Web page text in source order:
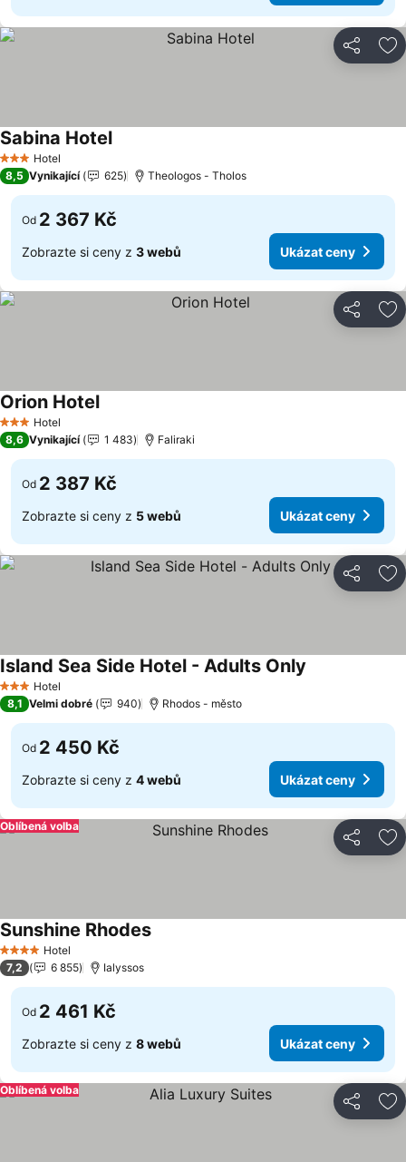
Sdílet
3 Počet hvězdiček
Hotel
Sabina HotelUkázat ceny
8,5 Vynikající 625 Theologos - Tholos
Od 2 367 Kč
Zobrazte si ceny z 3 webů Ukázat ceny
Sdílet
3 Počet hvězdiček
Hotel
Orion HotelUkázat ceny
8,6 Vynikající 1 483 Faliraki
Od 2 387 Kč
Zobrazte si ceny z 5 webů Ukázat ceny
Sdílet
3 Počet hvězdiček
Hotel
Island Sea Side Hotel - Adults Only
8,1 Velmi dobré 940 Rhodos - město
Od 2 450 Kč
Zobrazte si ceny z 4 webů Ukázat ceny
Sdílet
Oblíbená volba
4 Počet hvězdiček
Hotel
Sunshine RhodesUkázat ceny
7,2 6 855 Ialyssos
Od 2 461 Kč
Zobrazte si ceny z 8 webů Ukázat ceny
Sdílet
Oblíbená volba